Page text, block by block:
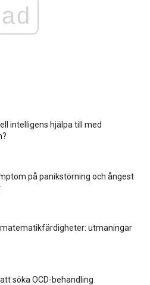
ad
intelligens hjälpa till med
på panikstörning och ångest
matematikfärdigheter: utmaningar
söka OCD-behandling